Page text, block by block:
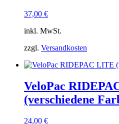
37,00 €
inkl. MwSt.
zzgl. Versandkosten
VeloPac
(verschiedene
24,00 €